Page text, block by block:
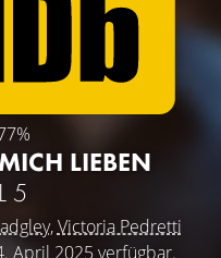
LIEBEN
5
,Victoria Pedretti
April 2025 verfügbar.